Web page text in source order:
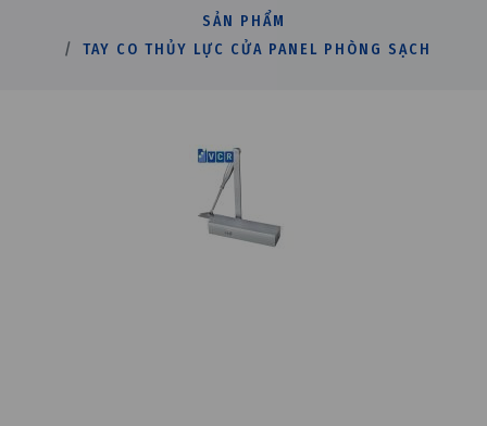
SẢN PHẨM
TAY CO THỦY LỰC CỬA PANEL PHÒNG SẠCH